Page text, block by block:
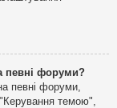
певні форуми?
певні форуми,
темою",